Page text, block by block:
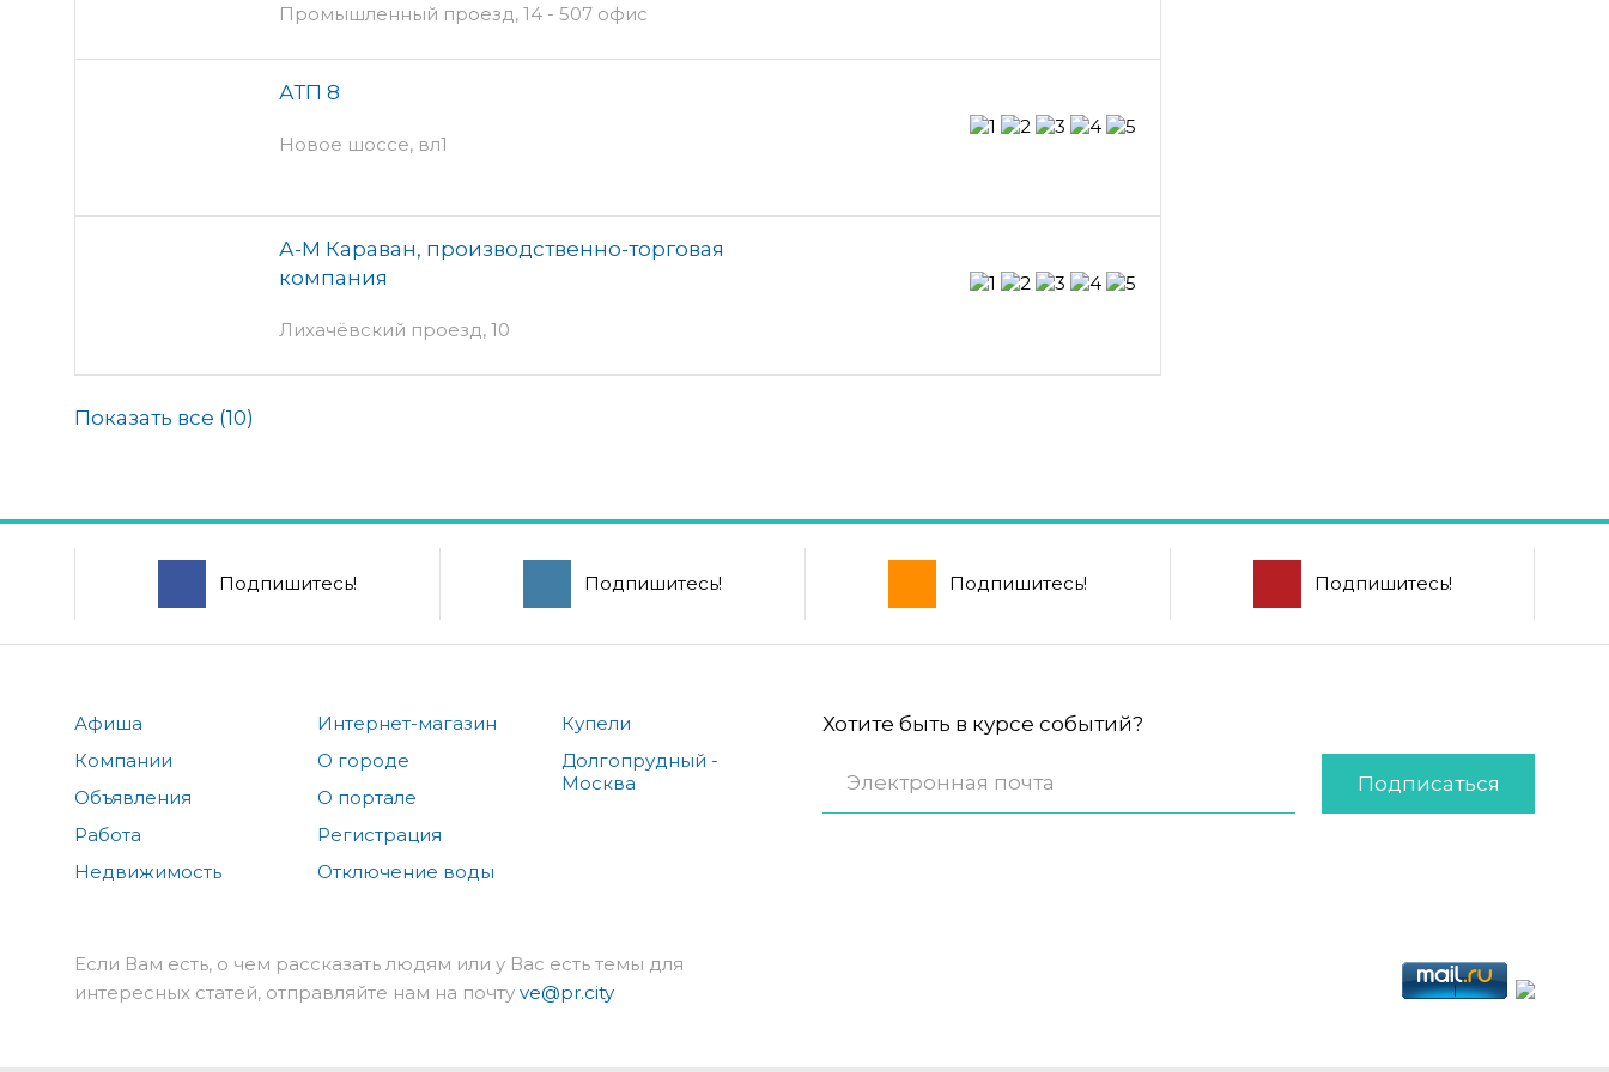
Промышленный проезд, 14 - 507 офис
АТП 8
Новое шоссе, вл1
А-М Караван, производственно-торговая
компания
Лихачёвский проезд, 10
Показать все (10)
Подпишитесь! Подпишитесь! Подпишитесь! Подпишитесь!
Афиша
Компании
Объявления
Работа
Недвижимость
Интернет-магазин
О городе
О портале
Регистрация
Отключение воды
Купели
Долгопрудный -
Москва
Хотите быть в курсе событий?
Подписаться
Если Вам есть, о чем рассказать людям или у Вас есть темы для
интересных статей, отправляйте нам на почту ve@pr.city